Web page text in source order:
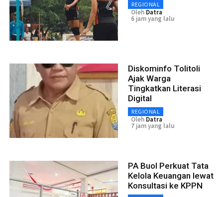
REGIONAL
Oleh Datra
6 jam yang lalu
Diskominfo Tolitoli
Ajak Warga
Tingkatkan Literasi
Digital
REGIONAL
Oleh Datra
7 jam yang lalu
PA Buol Perkuat Tata
Kelola Keuangan lewat
Konsultasi ke KPPN